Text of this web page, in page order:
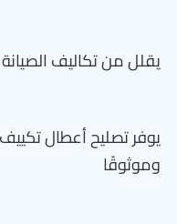
يقلل من تكاليف الصيانة
يوفر تصليح أعطال
وموثوقًا